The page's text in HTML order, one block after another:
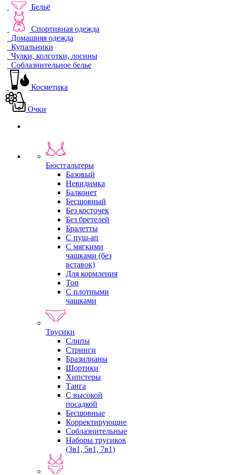
Бельё
Спортивная одежда
Домашняя одежда
Купальники
Чулки, колготки, лосины
Соблазнительное белье
Косметика
Очки
Бюстгальтеры
Базовый
Невидимка
Балконет
Бесшовный
Без косточек
Без бретелей
Бралетты
С пуш-ап
С мягкими
чашками (без
вставок)
Для кормления
Топ
С плотными
чашками
Трусики
Слипы
Стринги
Бразилианы
Шортики
Хипстеры
Танга
С высокой
посадкой
Бесшовные
Корректирующие
Соблазнительные
Наборы трусиков
(3в1, 5в1, 7в1)